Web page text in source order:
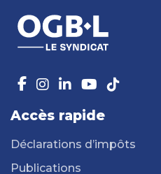
Accès rapide
Déclarations d’impôts
Publications